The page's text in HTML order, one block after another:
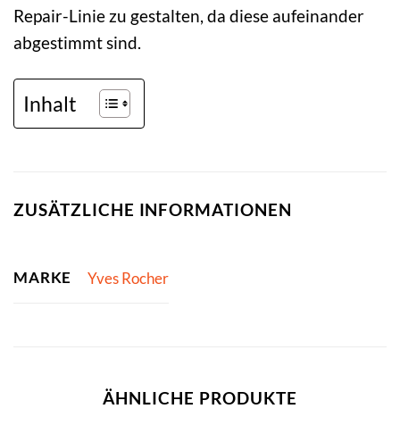
Repair-Linie zu gestalten, da diese aufeinander
abgestimmt sind.
Inhalt
ZUSÄTZLICHE INFORMATIONEN
MARKE Yves Rocher
ÄHNLICHE PRODUKTE